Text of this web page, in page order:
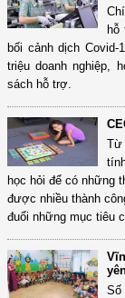
hỗ
bối cảnh dịch
triệu doanh nghiệp,
sách hỗ trợ.
Từ
học hỏi để có những
được nhiều thành
đuổi những mục tiêu
Số